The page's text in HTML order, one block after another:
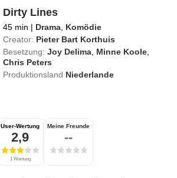
Dirty Lines
45 min | Drama Komödie
Creator: Pieter Bart Korthuis
Besetzung: Joy Delima Minne Koole
Chris Peters
Produktionsland Niederlande
User-Wertung
2,9
1 Wertung
Meine Freunde
--